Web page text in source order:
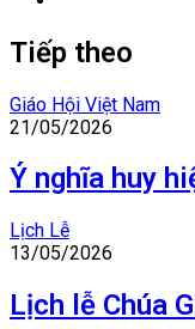
Tiếp theo
Giáo Hội Việt Nam
21/05/2026
Ý nghĩa huy
Lịch Lễ
13/05/2026
Lịch lễ Chúa